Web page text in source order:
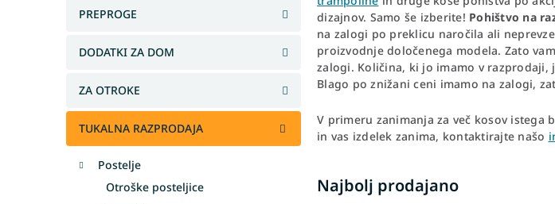
PREPROGE
DODATKI ZA DOM
ZA OTROKE
TUKALNA RAZPRODAJA
Postelje
Otroške posteljice
dizajnov. Samo še izberite! Pohištvo na
na zalogi po preklicu naročila ali
proizvodnje določenega modela. Zato
zalogi. Količina, ki jo imamo v
Blago po znižani ceni imamo na zalogi,
V primeru zanimanja za več kosov istega
in vas izdelek zanima, kontaktirajte našo
Najbolj prodajano